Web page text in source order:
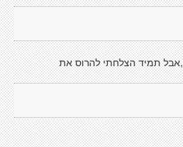
תמיד הצלחתי להרוס את